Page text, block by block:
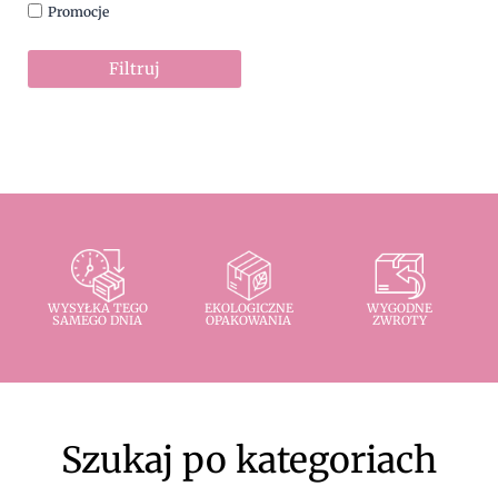
Promocje
Filtruj
WYSYŁKA TEGO
SAMEGO DNIA
EKOLOGICZNE
OPAKOWANIA
WYGODNE
ZWROTY
Szukaj po kategoriach